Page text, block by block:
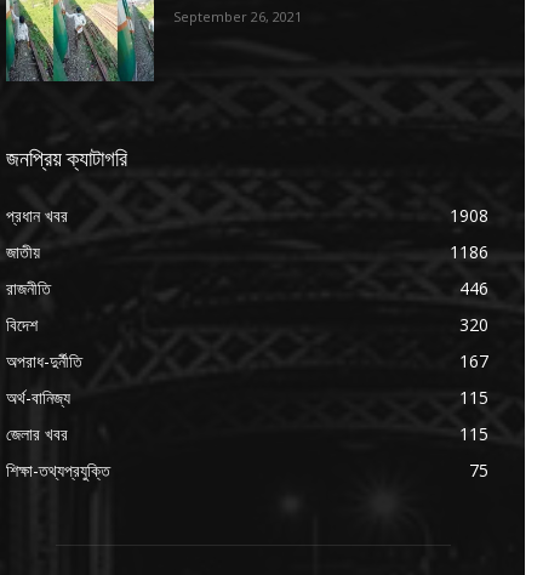
September 26, 2021
জনপ্রিয় ক্যাটাগরি
প্রধান খবর
1908
জাতীয়
1186
রাজনীতি
446
বিদেশ
320
অপরাধ-দুর্নীতি
167
অর্থ-বানিজ্য
115
জেলার খবর
115
শিক্ষা-তথ্যপ্রযুক্তি
75